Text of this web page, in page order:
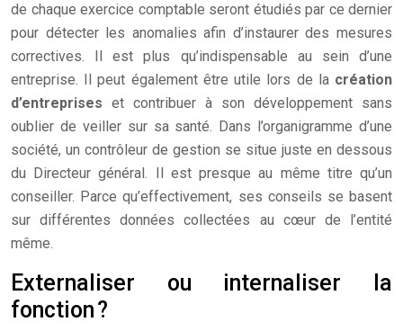
de chaque exercice comptable seront étudiés par ce dernier
pour détecter les anomalies afin d’instaurer des mesures
correctives. Il est plus qu’indispensable au sein d’une
entreprise. Il peut également être utile lors de la création
d’entreprises et contribuer à son développement sans
oublier de veiller sur sa santé. Dans l’organigramme d’une
société, un contrôleur de gestion se situe juste en dessous
du Directeur général. Il est presque au même titre qu’un
conseiller. Parce qu’effectivement, ses conseils se basent
sur différentes données collectées au cœur de l’entité
même.
Externaliser ou internaliser la
fonction ?